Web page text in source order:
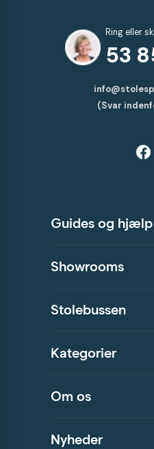
Ring eller
53
(Svar
Guides og hjælp
Showrooms
Stolebussen
Kategorier
Om os
Nyheder